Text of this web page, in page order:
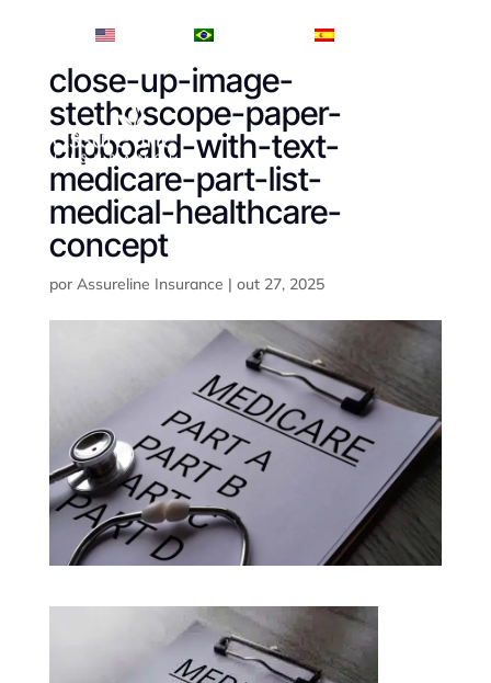
close-up-image-
stethoscope-paper-
clipboard-with-text-
medicare-part-list-
medical-healthcare-
concept
por Assureline Insurance | out 27, 2025